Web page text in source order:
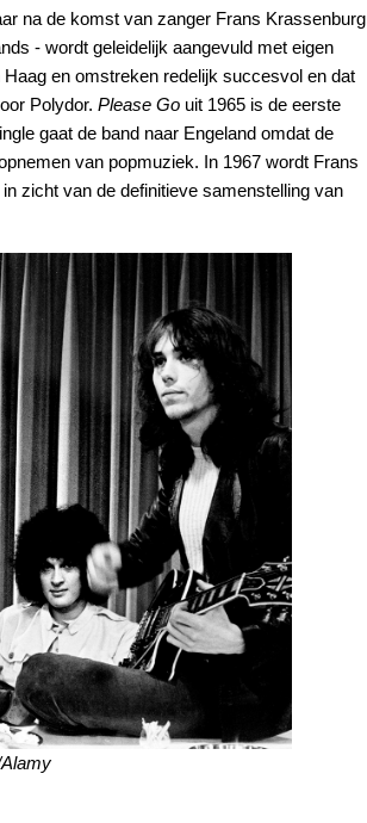
na de komst van zanger Frans Krassenburg
- wordt geleidelijk aangevuld met eigen
en omstreken redelijk succesvol en dat
Polydor. Please Go uit 1965 is de eerste
gaat de band naar Engeland omdat de
van popmuziek. In 1967 wordt Frans
zicht van de definitieve samenstelling van